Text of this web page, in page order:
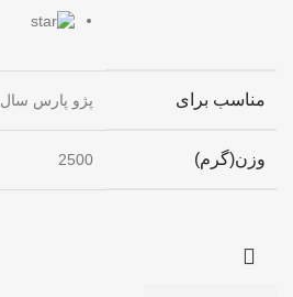
مناسب برای پژو پارس سال 96 و بالاتر
وزن(گرم) 2500